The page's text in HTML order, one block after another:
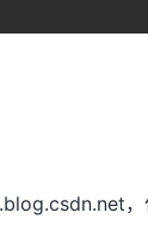
，